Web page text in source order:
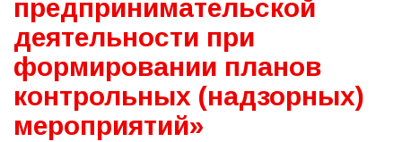
предпринимательской
деятельности при
формировании планов
контрольных (надзорных)
мероприятий»